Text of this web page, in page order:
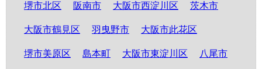
堺市北区 阪南市 大阪市西淀川区 茨木市
大阪市鶴見区 羽曳野市 大阪市此花区
堺市美原区 島本町 大阪市東淀川区 八尾市